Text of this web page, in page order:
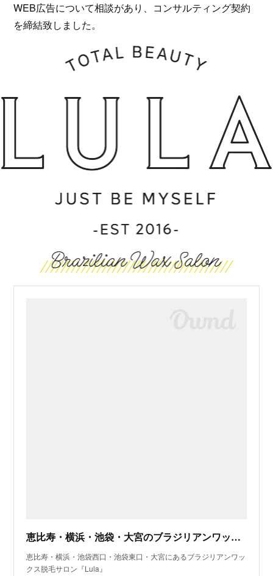
WEB広告について相談があり、コンサルティング契約
を締結致しました。
恵比寿・横浜・池袋・大宮のブラジリアンワックス脱毛サロンLula
恵比寿・横浜・池袋西口・池袋東口・大宮にあるブラジリアンワッ
クス脱毛サロン『Lula』